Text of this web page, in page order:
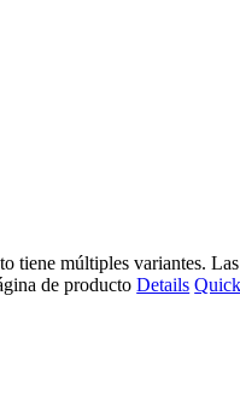
tiene múltiples variantes. Las
de productoDetails